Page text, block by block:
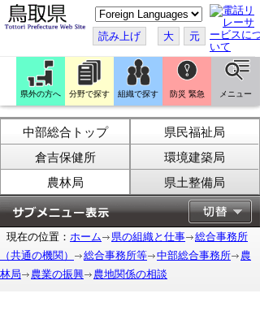
こ
の
ペ
ー
ジ
翻
訳
す
る
読み上げ 大 元
県外の方へ 分野で探す 組織で探す 防災 緊急 メニュー
中部総合トップ
県民福祉局
倉吉保健所
環境建築局
農林局
県土整備局
現在の位置： ホーム 県の組織と仕事
総合事務所
（共通の機関）
総合事務所等 中部総合事務所
農
林局
農業の振興 農地関係の相談